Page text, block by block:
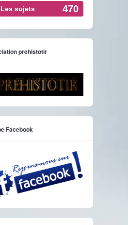
Les sujets 470
prehistotir
Facebook